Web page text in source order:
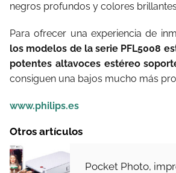
negros profundos y colores
Para ofrecer una experiencia de
los modelos de la serie PFL5008
potentes altavoces estéreo
consiguen una bajos mucho más
www.philips.es
Otros artículos
Pocket Photo,